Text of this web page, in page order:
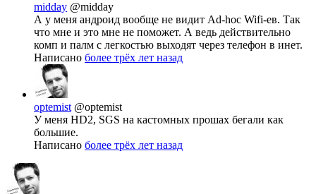
midday @midday
А у меня андроид вообще не видит Ad-hoc Wifi-ев. Так
что мне и это мне не поможет. А ведь действительно
комп и палм с легкостью выходят через телефон в инет.
Написано более трёх лет назад
optemist @optemist
У меня HD2, SGS на кастомных прошах бегали как
большие.
Написано более трёх лет назад